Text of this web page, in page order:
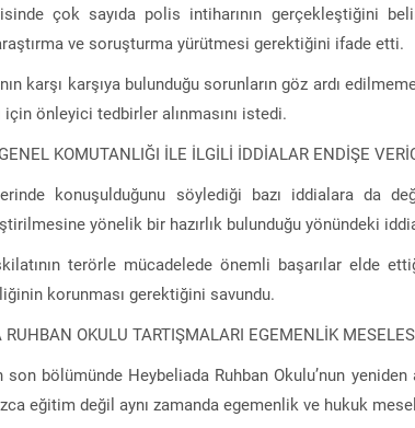
çok sayıda polis intiharının gerçekleştiğini
ve soruşturma yürütmesi gerektiğini ifade etti.
karşı karşıya bulunduğu sorunların göz ardı
için önleyici tedbirler alınmasını istedi.
KOMUTANLIĞI İLE İLGİLİ İDDİALAR ENDİŞE
konuşulduğunu söylediği bazı iddialara da
yönelik bir hazırlık bulunduğu yönündeki
terörle mücadelede önemli başarılar elde
korunması gerektiğini savundu.
RUHBAN OKULU TARTIŞMALARI EGEMENLİK
son bölümünde Heybeliada Ruhban Okulu’nun
eğitim değil aynı zamanda egemenlik ve hukuk